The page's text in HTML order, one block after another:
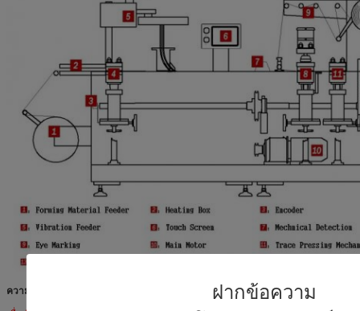
ฝากข้อความ
ความสนใจ